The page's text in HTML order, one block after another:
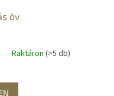
öv
Raktáron (>5 db)